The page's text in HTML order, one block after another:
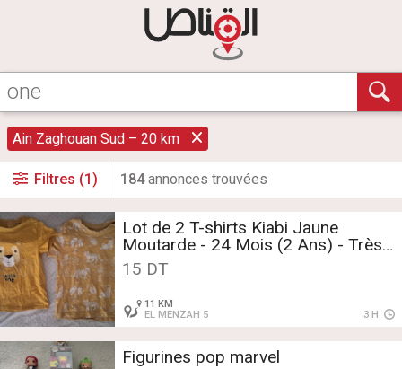
Ain Zaghouan Sud – 20 km
Filtres (1) 184annonces trouvées
Lot de 2 T-shirts Kiabi Jaune
Moutarde - 24 Mois (2 Ans) - Très
bon état
15 DT
11 KM
EL MENZAH 5
3 H
Figurines pop marvel